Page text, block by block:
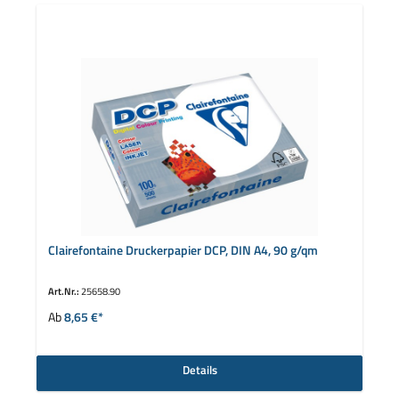
Clairefontaine Druckerpapier DCP, DIN A4, 90 g/qm
Art.Nr.:25658.90
Ab8,65 €*
Details